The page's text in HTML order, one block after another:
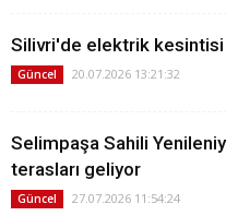
Silivri'de elektrik kesintisi
Güncel 20.07.2026 13:21:32
Selimpaşa Sahili
terasları geliyor
Güncel 27.07.2026 11:54:24